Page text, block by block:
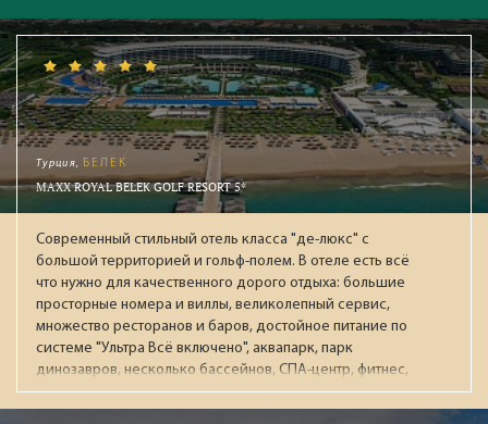
Турция, БЕЛЕК
MAXX ROYAL BELEK GOLF RESORT 5*
Современный стильный отель класса "де-люкс" с
большой территорией и гольф-полем. В отеле есть всё
что нужно для качественного дорого отдыха: большие
просторные номера и виллы, великолепный сервис,
множество ресторанов и баров, достойное питание по
системе "Ультра Всё включено", аквапарк, парк
динозавров, несколько бассейнов, СПА-центр, фитнес,
ночной клуб, боулинг. Рекомендуется для обеспеченных
пар и отдыха с детьми.